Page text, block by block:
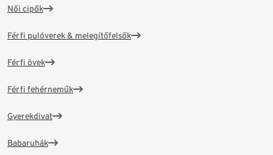
Női cipők
Férfi pulóverek & melegítőfelsők
Férfi övek
Férfi fehérneműk
Gyerekdivat
Babaruhák